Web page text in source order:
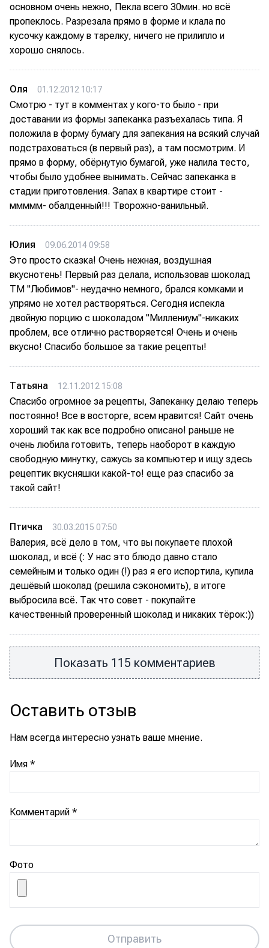
основном очень нежно, Пекла всего 30мин. но всё
пропеклось. Разрезала прямо в форме и клала по
кусочку каждому в тарелку, ничего не прилипло и
хорошо снялось.
Оля 01.12.2012 10:17
Смотрю - тут в комментах у кого-то было - при
доставании из формы запеканка разъехалась типа. Я
положила в форму бумагу для запекания на всякий случай
подстраховаться (в первый раз), а там посмотрим. И
прямо в форму, обёрнутую бумагой, уже налила тесто,
чтобы было удобнее вынимать. Сейчас запеканка в
стадии приготовления. Запах в квартире стоит -
ммммм- обалденный!!! Творожно-ванильный.
Юлия 09.06.2014 09:58
Это просто сказка! Очень нежная, воздушная
вкуснотень! Первый раз делала, использовав шоколад
ТМ "Любимов"- неудачно немного, брался комками и
упрямо не хотел растворяться. Сегодня испекла
двойную порцию с шоколадом "Миллениум"-никаких
проблем, все отлично растворяется! Очень и очень
вкусно! Спасибо большое за такие рецепты!
Татьяна 12.11.2012 15:08
Спасибо огромное за рецепты, Запеканку делаю теперь
постоянно! Все в восторге, всем нравится! Сайт очень
хороший так как все подробно описано! раньше не
очень любила готовить, теперь наоборот в каждую
свободную минутку, сажусь за компьютер и ищу здесь
рецептик вкусняшки какой-то! еще раз спасибо за
такой сайт!
Птичка 30.03.2015 07:50
Валерия, всё дело в том, что вы покупаете плохой
шоколад, и всё (: У нас это блюдо давно стало
семейным и только один (!) раз я его испортила, купила
дешёвый шоколад (решила сэкономить), в итоге
выбросила всё. Так что совет - покупайте
качественный проверенный шоколад и никаких тёрок:))
Показать 115 комментариев
Оставить отзыв
Нам всегда интересно узнать ваше мнение.
Имя *
Комментарий *
Фото
Отправить